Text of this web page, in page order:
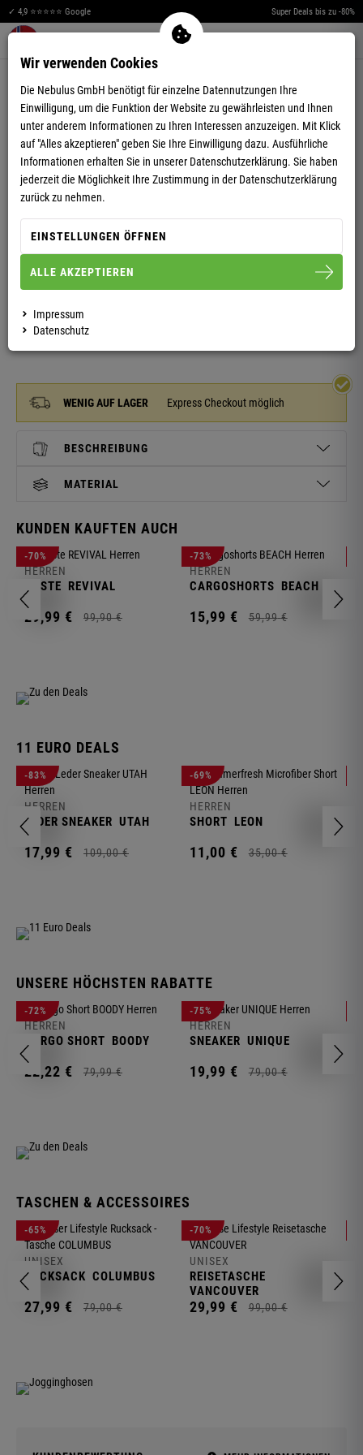
✓ 4,9 ⭐⭐⭐⭐⭐ Google Super Deals bis zu -80%
Warenkorb aufklappen
SWEAT PANT CAPRI HERREN
WENIG AUF LAGER Express Checkout möglich
BESCHREIBUNG
MATERIAL
KUNDEN KAUFTEN AUCH
-70%
HERREN
WESTE REVIVAL
29,99 € 99,90 €
-73%
HERREN
CARGOSHORTS BEACH
15,99 € 59,99 €
11 EURO DEALS
-83%
HERREN
LEDER SNEAKER UTAH
17,99 € 109,00 €
-69%
HERREN
SHORT LEON
11,00 € 35,00 €
UNSERE HÖCHSTEN RABATTE
-72%
HERREN
CARGO SHORT BOODY
22,22 € 79,99 €
-75%
HERREN
SNEAKER UNIQUE
19,99 € 79,00 €
TASCHEN & ACCESSOIRES
-65%
UNISEX
RUCKSACK COLUMBUS
27,99 € 79,00 €
-70%
UNISEX
REISETASCHE
VANCOUVER
29,99 € 99,00 €
Wir verwenden Cookies
Die Nebulus GmbH benötigt für einzelne Datennutzungen Ihre
Einwilligung, um die Funktion der Website zu gewährleisten und Ihnen
unter anderem Informationen zu Ihren Interessen anzuzeigen. Mit Klick
auf "Alles akzeptieren" geben Sie Ihre Einwilligung dazu. Ausführliche
Informationen erhalten Sie in unserer Datenschutzerklärung. Sie haben
jederzeit die Möglichkeit Ihre Zustimmung in der Datenschutzerklärung
zurück zu nehmen.
EINSTELLUNGEN ÖFFNEN
ALLE AKZEPTIEREN
Impressum
Datenschutz